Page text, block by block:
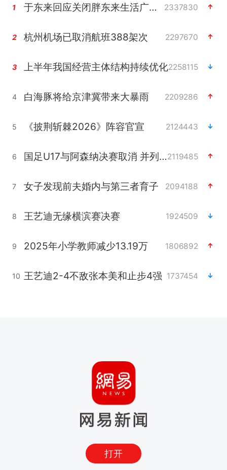
1 于东来回应关闭胖东来生活广场店 2337830
2 杭州机场已取消航班388架次 2297670
3 上半年我国经营主体结构持续优化2258115
4 白海豚将给京津冀带来大暴雨 2209286
5 《披荆斩棘2026》阵容官宣 2124443
6 国足U17与阿森纳决赛取消 并列冠军2119485
7 女子发现前夫婚内与第三者育子 2094188
8 王艺迪无缘横滨赛决赛 1924509
9 2025年小学教师减少13.19万 1806892
10 王艺迪2-4不敌张本美和止步4强 1737454
打开